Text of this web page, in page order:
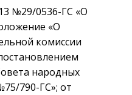
№29/0536-ГС «О
«О
комиссии
народных
790-ГС»; от